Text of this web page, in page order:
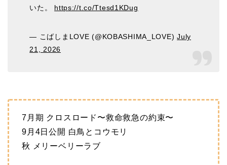
いた。 https://t.co/Ttesd1KDug
— こばしまLOVE (@KOBASHIMA_LOVE)July
21, 2026
7月期 クロスロード〜救命救急の約束〜
9月4日公開 白鳥とコウモリ
秋 メリーベリーラブ